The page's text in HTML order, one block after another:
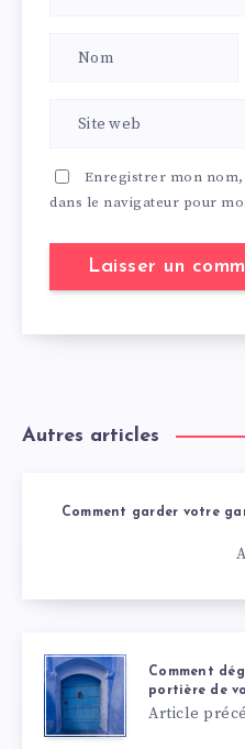
Enregistrer mon
dans le navigateur pour
Autres articles
Comment garder votre
Comment
portière de
Article